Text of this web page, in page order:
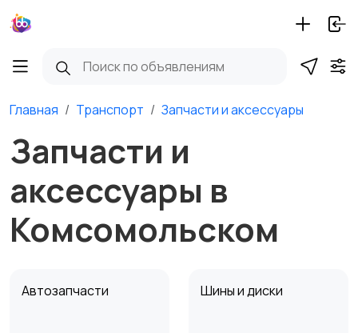
Главная Транспорт Запчасти и аксессуары
Запчасти и
аксессуары в
Комсомольском
Автозапчасти Шины и диски